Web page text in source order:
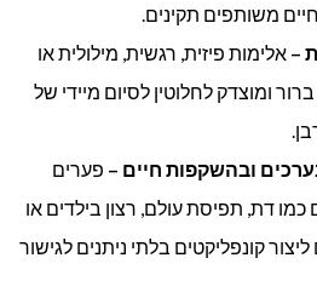
משותפים תקינים.
– אלימות פיזית, רגשית, מילולית או
ומוצדק לחלוטין לסיום מיידי של
ובהשקפות חיים – פערים
דת, תפיסת עולם, רצון בילדים או
קונפליקטים בלתי ניתנים לגישור